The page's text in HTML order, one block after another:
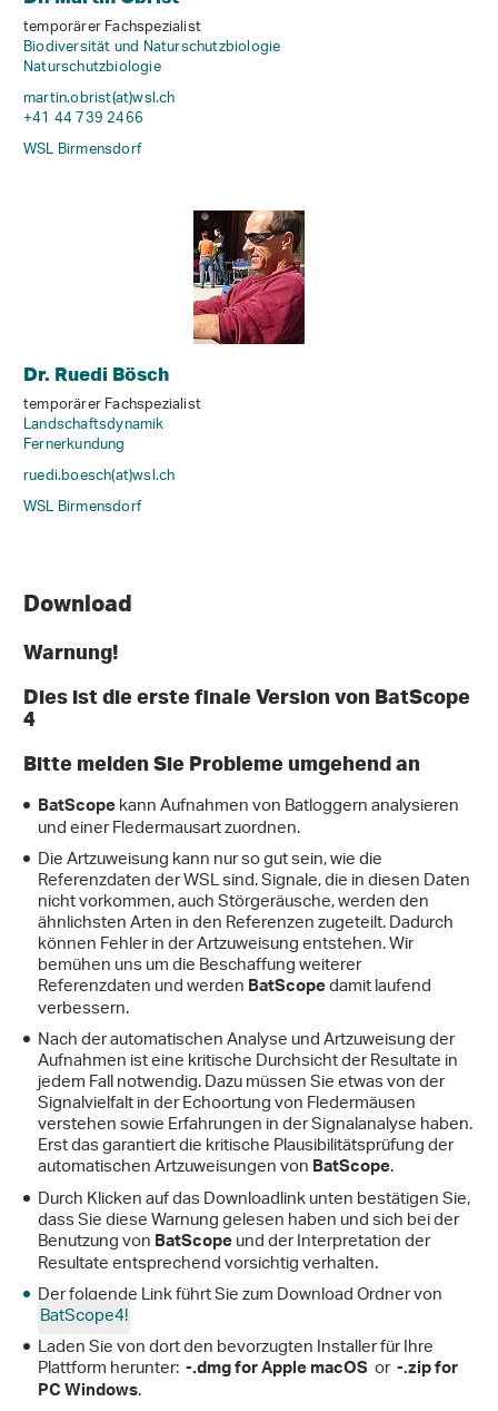
temporärer Fachspezialist
Biodiversität und Naturschutzbiologie
Naturschutzbiologie
martin.obrist(at)wsl.ch
+41 44 739 2466
WSL Birmensdorf
Dr. Ruedi Bösch
temporärer Fachspezialist
Landschaftsdynamik
Fernerkundung
ruedi.boesch(at)wsl.ch
WSL Birmensdorf
Download
Warnung!
Dies ist die erste finale Version von BatScope
4
Bitte melden Sie Probleme umgehend an
BatScopekann Aufnahmen von Batloggern analysieren
und einer Fledermausart zuordnen.
Die Artzuweisung kann nur so gut sein, wie die
Referenzdaten der WSL sind. Signale, die in diesen Daten
nicht vorkommen, auch Störgeräusche, werden den
ähnlichsten Arten in den Referenzen zugeteilt. Dadurch
können Fehler in der Artzuweisung entstehen. Wir
bemühen uns um die Beschaffung weiterer
Referenzdaten und werdenBatScopedamit laufend
verbessern.
Nach der automatischen Analyse und Artzuweisung der
Aufnahmen ist eine kritische Durchsicht der Resultate in
jedem Fall notwendig. Dazu müssen Sie etwas von der
Signalvielfalt in der Echoortung von Fledermäusen
verstehen sowie Erfahrungen in der Signalanalyse haben.
Erst das garantiert die kritische Plausibilitätsprüfung der
automatischen Artzuweisungen vonBatScope.
Durch Klicken auf das Downloadlink unten bestätigen Sie,
dass Sie diese Warnung gelesen haben und sich bei der
Benutzung vonBatScopeund der Interpretation der
Resultate entsprechend vorsichtig verhalten.
Der folgende Link führt Sie zum Download Ordner von
BatScope4!
Laden Sie von dort den bevorzugten Installer für Ihre
Plattform herunter: -.dmg for Apple macOS or-.zip for
PC Windows.